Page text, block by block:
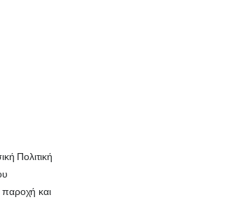
Πολιτική
παροχή και